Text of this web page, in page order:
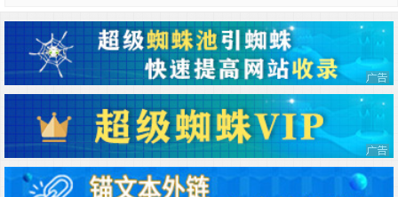
蜘
蛛
池